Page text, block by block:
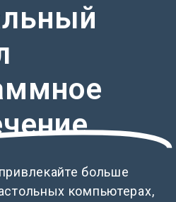
больше
компьютерах,